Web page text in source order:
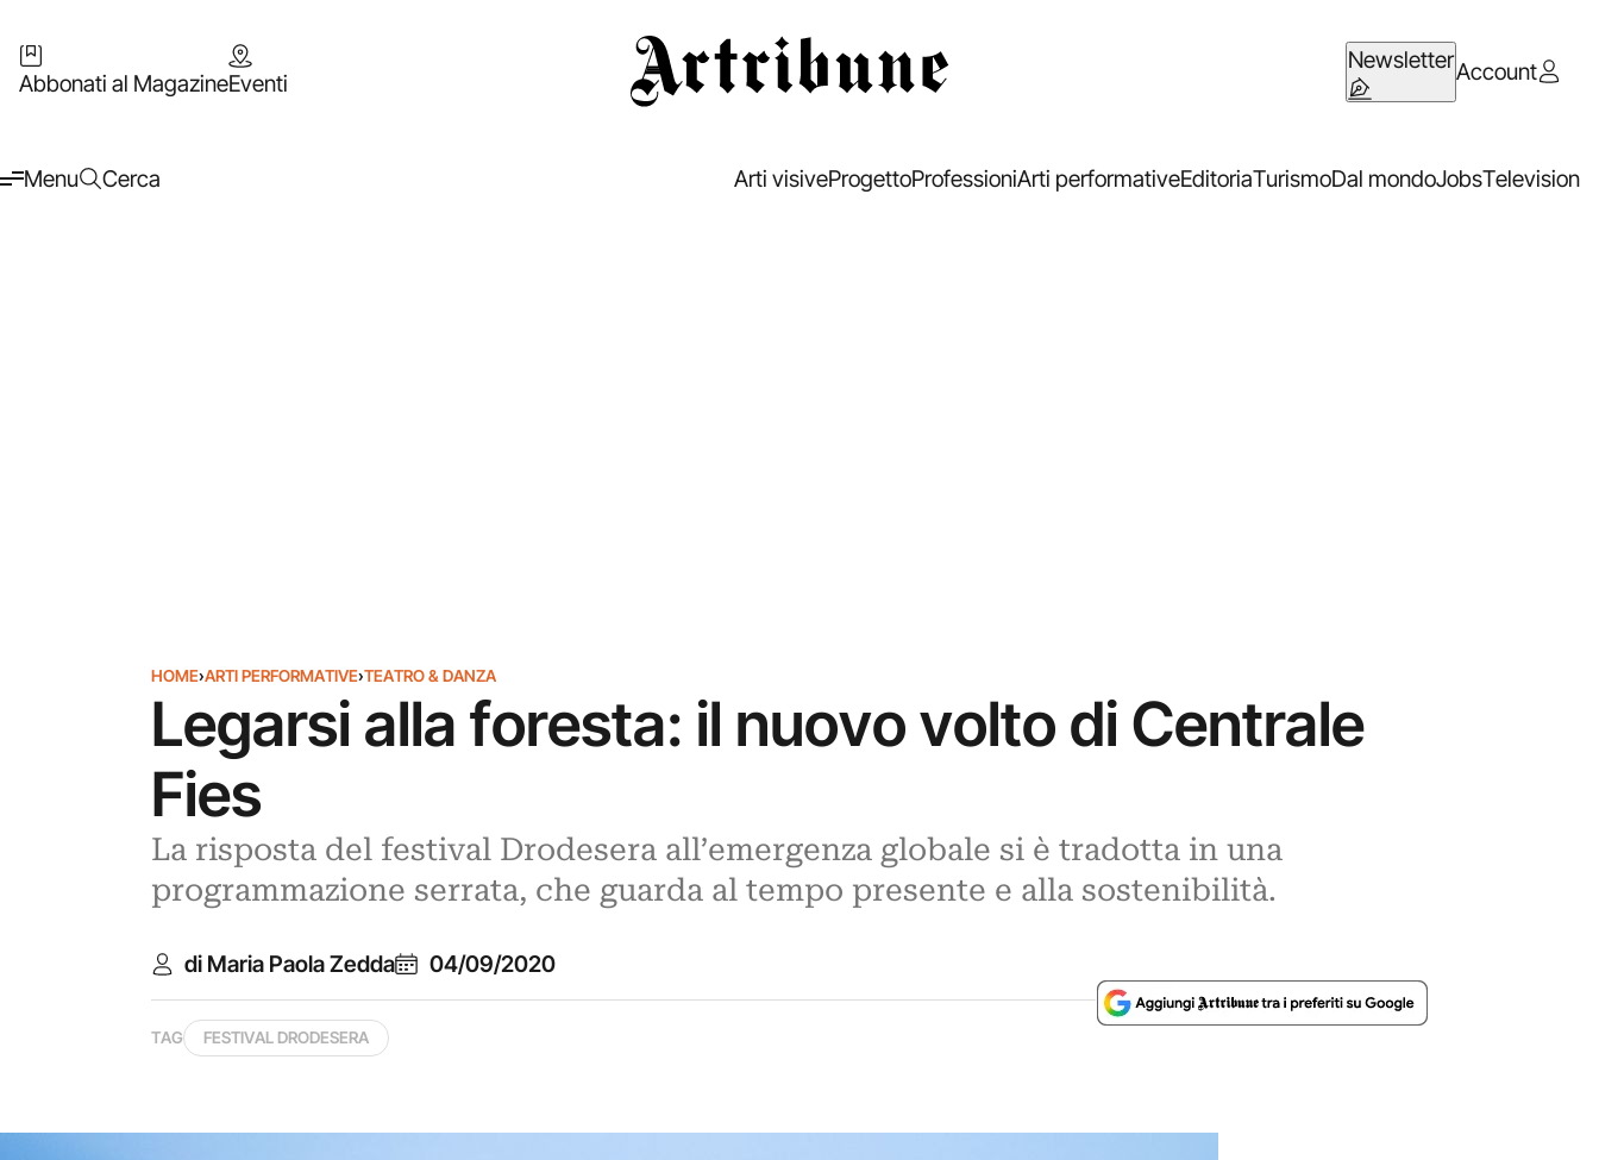
Abbonati al MagazineEventi
NewsletterAccount
Menu Cerca Arti visiveProgettoProfessioniArti performativeEditoriaTurismoDal mondoJobsTelevision
HOME›ARTI PERFORMATIVE›TEATRO & DANZA
Legarsi alla foresta: il nuovo volto di Centrale
Fies
La risposta del festival Drodesera all’emergenza globale si è tradotta in una
programmazione serrata, che guarda al tempo presente e alla sostenibilità.
di Maria Paola Zedda 04/09/2020
TAG FESTIVAL DRODESERA